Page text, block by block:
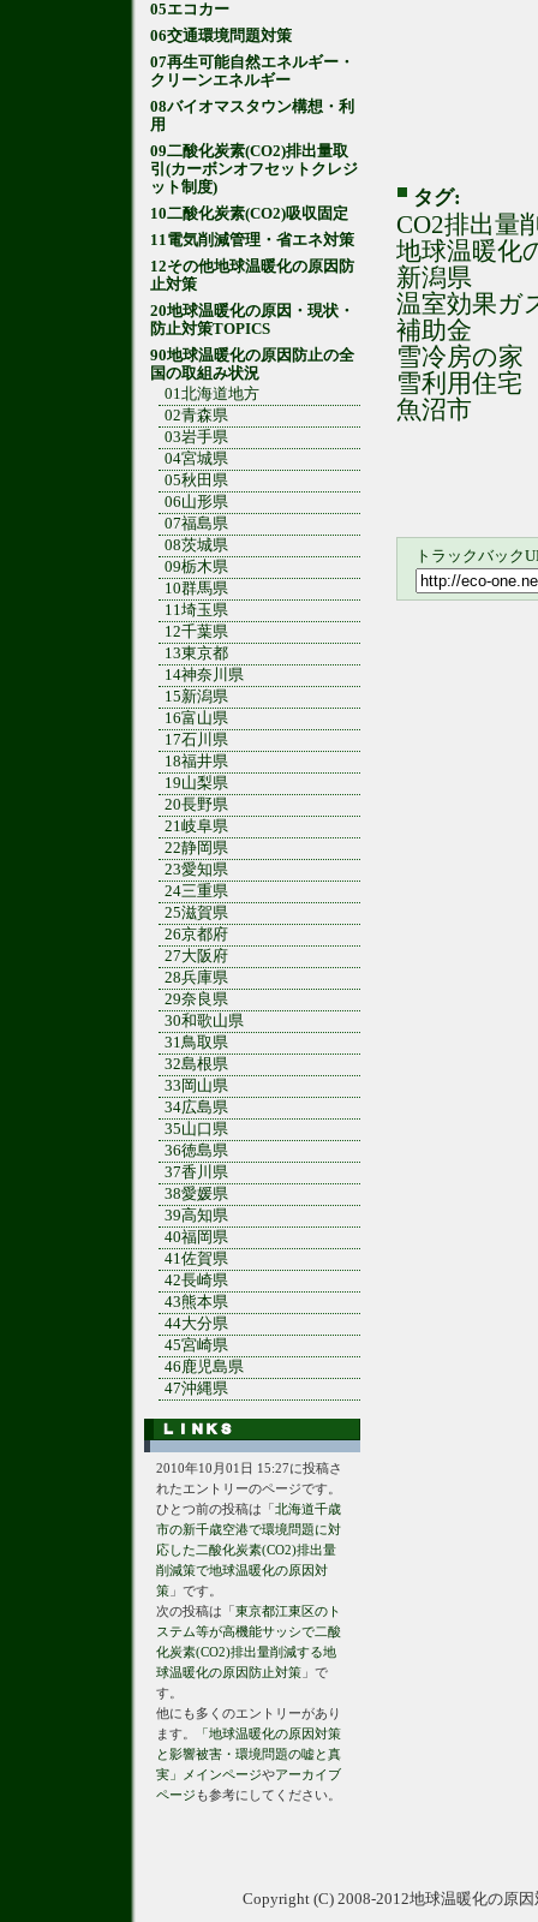
タグ:
CO2排出量
地球温暖化
新潟県
温室効果ガ
補助金
雪冷房の家
雪利用住宅
魚沼市
トラックバック
05エコカー
06交通環境問題対策
07再生可能自然エネルギー・
クリーンエネルギー
08バイオマスタウン構想・利
用
09二酸化炭素(CO2)排出量取
引(カーボンオフセットクレジ
ット制度)
10二酸化炭素(CO2)吸収固定
11電気削減管理・省エネ対策
12その他地球温暖化の原因防
止対策
20地球温暖化の原因・現状・
防止対策TOPICS
90地球温暖化の原因防止の全
国の取組み状況
01北海道地方
02青森県
03岩手県
04宮城県
05秋田県
06山形県
07福島県
08茨城県
09栃木県
10群馬県
11埼玉県
12千葉県
13東京都
14神奈川県
15新潟県
16富山県
17石川県
18福井県
19山梨県
20長野県
21岐阜県
22静岡県
23愛知県
24三重県
25滋賀県
26京都府
27大阪府
28兵庫県
29奈良県
30和歌山県
31鳥取県
32島根県
33岡山県
34広島県
35山口県
36徳島県
37香川県
38愛媛県
39高知県
40福岡県
41佐賀県
42長崎県
43熊本県
44大分県
45宮崎県
46鹿児島県
47沖縄県
2010年10月01日 15:27に投稿さ
れたエントリーのページです。
ひとつ前の投稿は「北海道千歳
市の新千歳空港で環境問題に対
応した二酸化炭素(CO2)排出量
削減策で地球温暖化の原因対
策 」です。
次の投稿は「東京都江東区のト
ステム等が高機能サッシで二酸
化炭素(CO2)排出量削減する地
球温暖化の原因防止対策 」で
す。
他にも多くのエントリーがあり
ます。
「地球温暖化の原因対策
と影響被害・環境問題の嘘と真
実」メインページやアーカイブ
ページ も参考にしてください。
Copyright (C) 2008-2012地球温暖化の原